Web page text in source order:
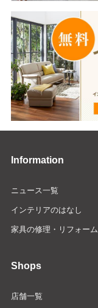
Information
ニュース一覧
インテリアのはなし
家具の修理・リフォーム
Shops
店舗一覧